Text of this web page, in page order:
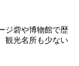
ジ砦や博物館で歴
観光名所も少ない